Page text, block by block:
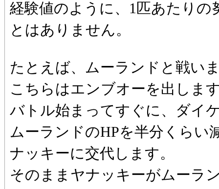
経験値のように、1匹あたりの
とはありません。
たとえば、ムーランドと戦い
こちらはエンブオーを出しま
バトル始まってすぐに、ダイ
ムーランドのHPを半分くらい
ナッキーに交代します。
そのままヤナッキーがムーラ